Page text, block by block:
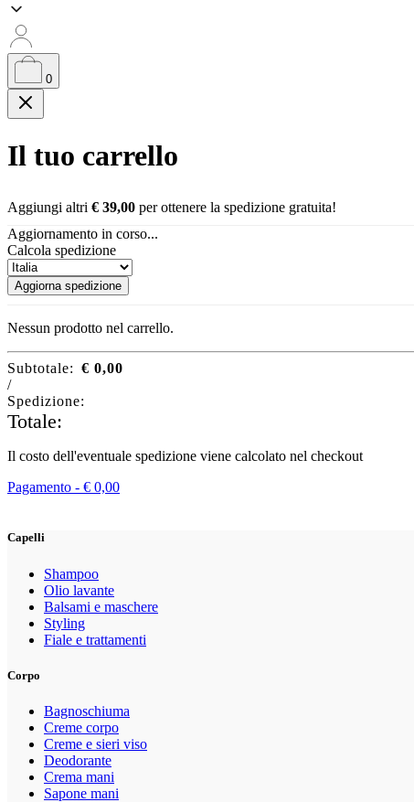
0
Il tuo carrello
Aggiungi altri € 39,00 per ottenere la spedizione gratuita!
Aggiornamento in corso...
Calcola spedizione
Aggiorna spedizione
Nessun prodotto nel carrello.
Subtotale: € 0,00
/
Spedizione:
Totale:
Il costo dell'eventuale spedizione viene calcolato nel checkout
Pagamento - € 0,00
Capelli
Shampoo
Olio lavante
Balsami e maschere
Styling
Fiale e trattamenti
Corpo
Bagnoschiuma
Creme corpo
Creme e sieri viso
Deodorante
Crema mani
Sapone mani